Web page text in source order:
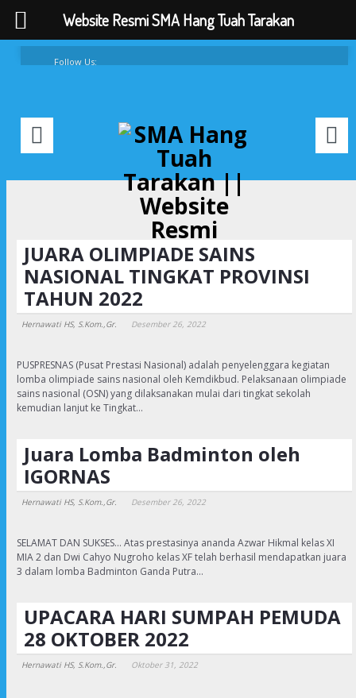
Follow Us:
JUARA OLIMPIADE SAINS
NASIONAL TINGKAT PROVINSI
TAHUN 2022
Hernawati HS, S.Kom.,Gr. Desember 26, 2022
PUSPRESNAS (Pusat Prestasi Nasional) adalah penyelenggara kegiatan
lomba olimpiade sains nasional oleh Kemdikbud. Pelaksanaan olimpiade
sains nasional (OSN) yang dilaksanakan mulai dari tingkat sekolah
kemudian lanjut ke Tingkat…
Juara Lomba Badminton oleh
IGORNAS
Hernawati HS, S.Kom.,Gr. Desember 26, 2022
SELAMAT DAN SUKSES… Atas prestasinya ananda Azwar Hikmal kelas XI
MIA 2 dan Dwi Cahyo Nugroho kelas XF telah berhasil mendapatkan juara
3 dalam lomba Badminton Ganda Putra…
UPACARA HARI SUMPAH PEMUDA
28 OKTOBER 2022
Hernawati HS, S.Kom.,Gr. Oktober 31, 2022
Website Resmi SMA Hang Tuah Tarakan